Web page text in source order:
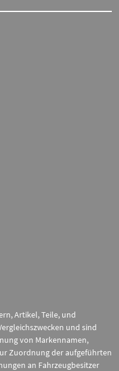
Artikel, Teile, und
und sind
von Markennamen,
Zuordnung der aufgeführten
an Fahrzeugbesitzer